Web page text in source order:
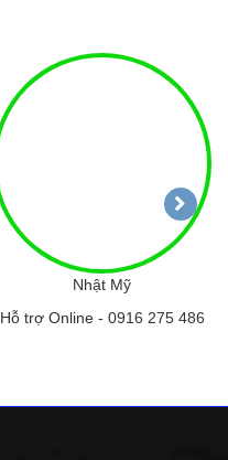
Nhật Mỹ
Hỗ trợ Online - 0916 275 486